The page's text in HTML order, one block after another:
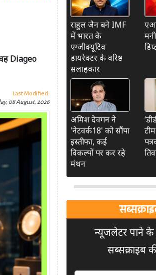
Diageo
Last Modified:
08 August, 2026
राहुल जैन बने IMF
में भारत के
एग्जीक्यूटिव
डायरेक्टर के वरिष्ठ
सलाहकार
अमिश देवगन ने
'नेटवर्क18' को सौंपा
इस्तीफा, कई
विकल्पों पर कर रहे
मंथन
न्यूजलेटर पाने के
सब्सक्राइब